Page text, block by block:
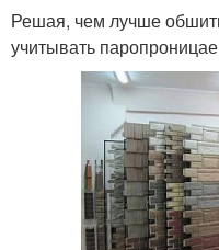
Решая, чем лучше
учитывать